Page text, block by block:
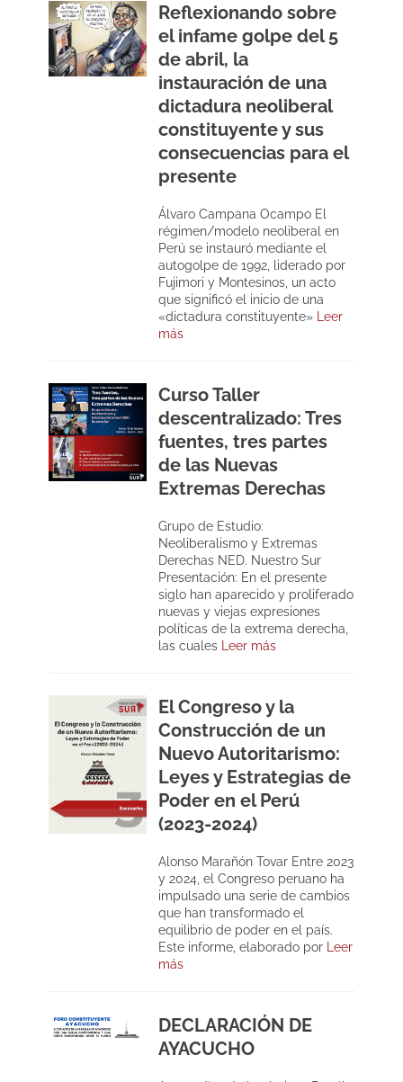
Reflexionando sobre
el infame golpe del 5
de abril, la
instauración de una
dictadura neoliberal
constituyente y sus
consecuencias para el
presente
Álvaro Campana Ocampo El
régimen/modelo neoliberal en
Perú se instauró mediante el
autogolpe de 1992, liderado por
Fujimori y Montesinos, un acto
que significó el inicio de una
«dictadura constituyente»
Leer
más
Curso Taller
descentralizado: Tres
fuentes, tres partes
de las Nuevas
Extremas Derechas
Grupo de Estudio:
Neoliberalismo y Extremas
Derechas NED. Nuestro Sur
Presentación: En el presente
siglo han aparecido y proliferado
nuevas y viejas expresiones
políticas de la extrema derecha,
las cuales
Leer más
El Congreso y la
Construcción de un
Nuevo Autoritarismo:
Leyes y Estrategias de
Poder en el Perú
(2023-2024)
Alonso Marañón Tovar Entre 2023
y 2024, el Congreso peruano ha
impulsado una serie de cambios
que han transformado el
equilibrio de poder en el país.
Este informe, elaborado por
Leer
más
DECLARACIÓN DE
AYACUCHO